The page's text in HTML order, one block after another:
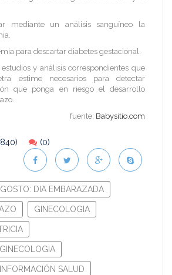
un análisis sanguíneo la
para descartar diabetes gestacional.
y análisis correspondientes que
estime necesarios para detectar
que ponga en riesgo el desarrollo
fuente: Babysitio.com
(0)
DIA EMBARAZADA
GINECOLOGIA
GINECOLOGIA
INFORMACIÓN SALUD